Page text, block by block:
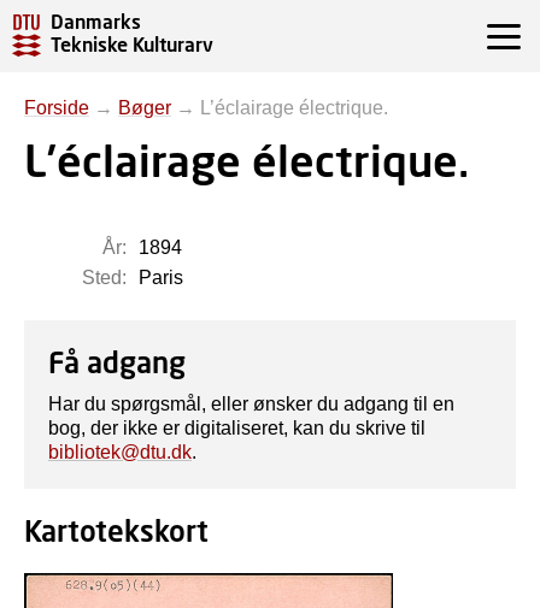
Danmarks
Tekniske Kulturarv
Forside → Bøger → L’éclairage électrique.
L’éclairage électrique.
År:
1894
Sted:
Paris
Få adgang
Har du spørgsmål, eller ønsker du adgang til en
bog, der ikke er digitaliseret, kan du skrive til
bibliotek@dtu.dk.
Kartotekskort